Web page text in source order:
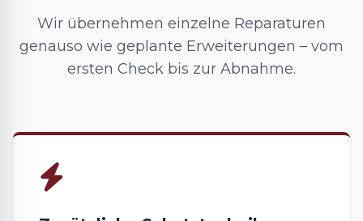
Wir übernehmen einzelne Reparaturen
genauso wie geplante Erweiterungen – vom
ersten Check bis zur Abnahme.